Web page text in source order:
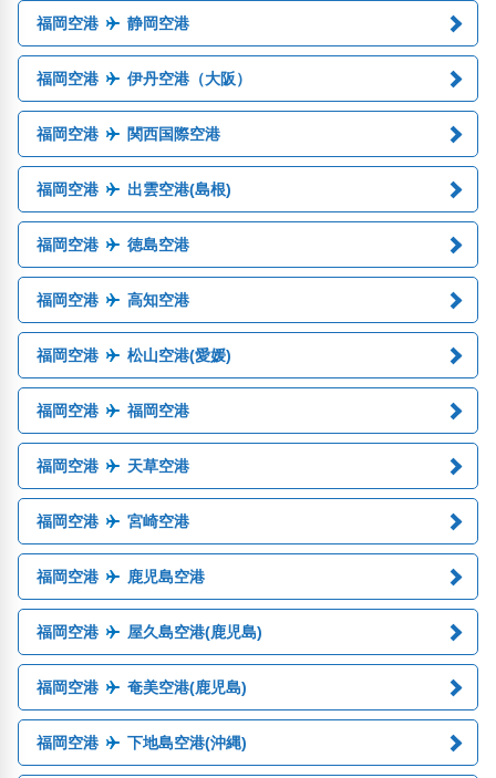
福岡空港 静岡空港
福岡空港 伊丹空港（大阪）
福岡空港 関西国際空港
福岡空港 出雲空港(島根)
福岡空港 徳島空港
福岡空港 高知空港
福岡空港 松山空港(愛媛)
福岡空港 福岡空港
福岡空港 天草空港
福岡空港 宮崎空港
福岡空港 鹿児島空港
福岡空港 屋久島空港(鹿児島)
福岡空港 奄美空港(鹿児島)
福岡空港 下地島空港(沖縄)